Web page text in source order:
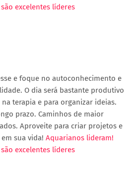
excelentes líderes
e foque no autoconhecimento e
O dia será bastante produtivo
terapia e para organizar ideias.
prazo. Caminhos de maior
Aproveite para criar projetos e
sua vida! Aquarianos lideram!
excelentes líderes